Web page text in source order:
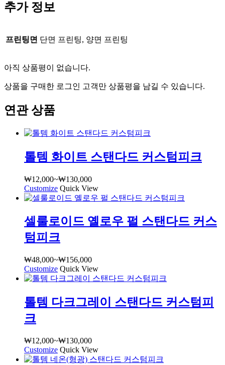
추가 정보
프린팅면 단면 프린팅, 양면 프린팅
아직 상품평이 없습니다.
상품을 구매한 로그인 고객만 상품평을 남길 수 있습니다.
연관 상품
톨템 화이트 스탠다드 커스텀피크
₩12,000~₩130,000가
격
범
₩12,000~₩130,000
Customize 여
러
품
션
이
상
품
있
다.
상
품
Quick View
셀룰로이드 옐로우 펄 스탠다드 커스
텀피크
₩48,000~₩156,000가
격
범
₩48,000~₩156,000
Customize 여
러
품
옵
이
상
Quick View
톨템 다크그레이 스탠다드 커스텀피
크
₩12,000~₩130,000가
격
범
Customize 여
러
Quick View